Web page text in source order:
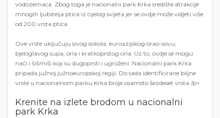
vodozemaca. Zbog toga je nacionalni park Krka središte atrakcije
mnogih ljubitelja ptica iz cijelog svijeta jer se ovdje može vidjeti više
od 200 vrsta ptica.
Ove vrste uključuju sivog sokola, euroazijskog orao-sovu,
bjeloglavog supa, orla i kratkoprstog orla. Uz to, ovdje se mogu
naći i šišmiši koji su dugoprsti i ugroženi. Nacionalni park Krka
pripada južnoj južnoeuropskoj regiji. Do sada identificirane biljne
vrste u nacionalnom parku Krka broje osamsto šezdeset vrsta./p>
Krenite na izlete brodom u nacionalni
park Krka